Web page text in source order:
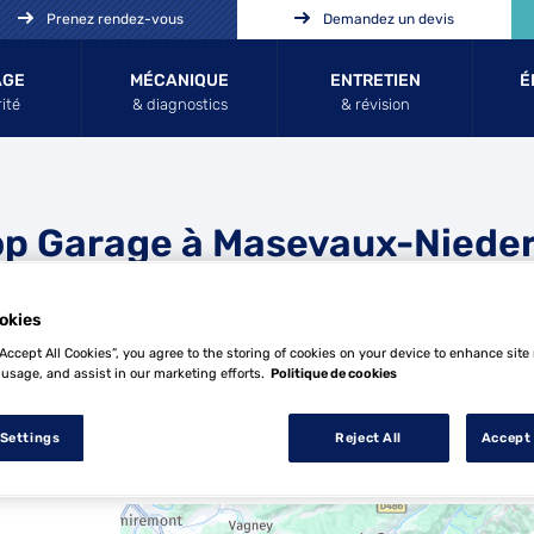
MÉCANIQUE
& diagnostics
ENTRETIEN
& révision
Prenez rendez-vous Demandez un devis
Garage à Masevaux-
9 Top Garage à Masevaux-Niederbruck
All Cookies”, you agree to the storing of cookies on your device to enhance
and assist in our marketing efforts. Politique de cookies
Reject All Accept